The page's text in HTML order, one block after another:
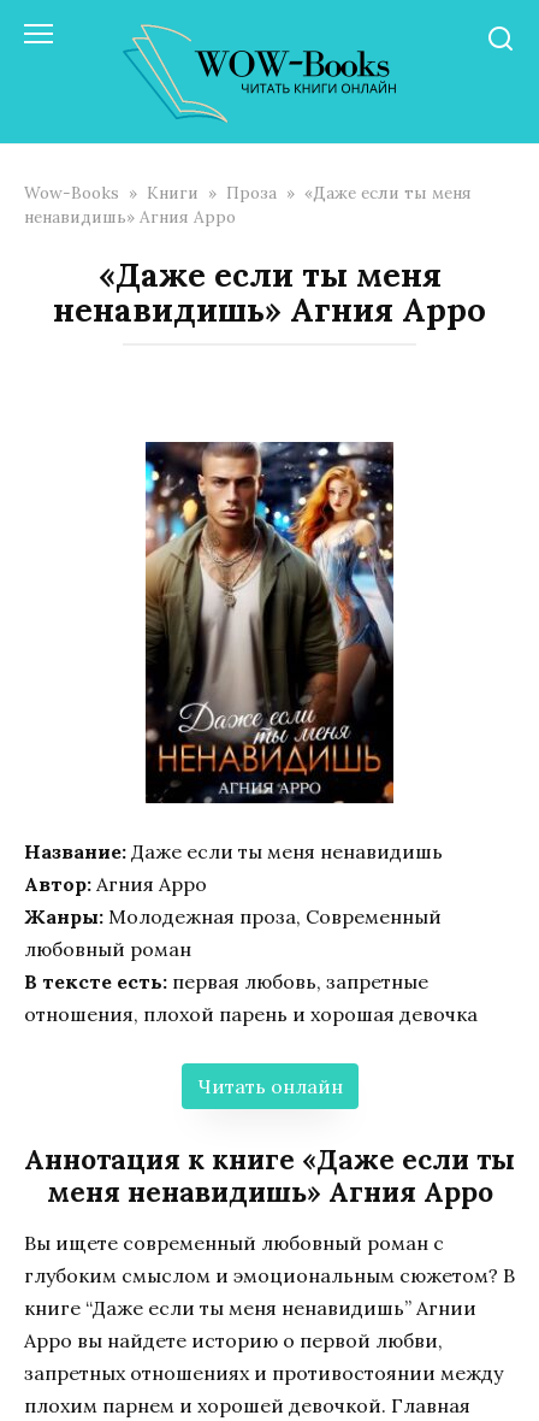
Wow-Books » Книги » Проза » «Даже если ты меня
ненавидишь» Агния Арро
«Даже если ты меня
ненавидишь» Агния Арро
Название: Даже если ты меня ненавидишь
Автор: Агния Арро
Жанры: Молодежная проза, Современный
любовный роман
В тексте есть: первая любовь, запретные
отношения, плохой парень и хорошая девочка
Читать онлайн
Аннотация к книге «Даже если ты
меня ненавидишь» Агния Арро
Вы ищете современный любовный роман с
глубоким смыслом и эмоциональным сюжетом? В
книге “Даже если ты меня ненавидишь” Агнии
Арро вы найдете историю о первой любви,
запретных отношениях и противостоянии между
плохим парнем и хорошей девочкой. Главная